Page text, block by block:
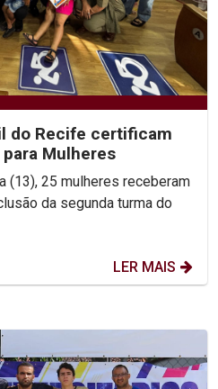
do Recife certificam
Mulheres
(13), 25 mulheres receberam
da segunda turma do
LER MAIS